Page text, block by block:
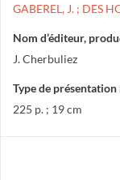
GABEREL, J. ; DES
Nom d’éditeur,
J. Cherbuliez
Type de
225 p. ; 19 cm